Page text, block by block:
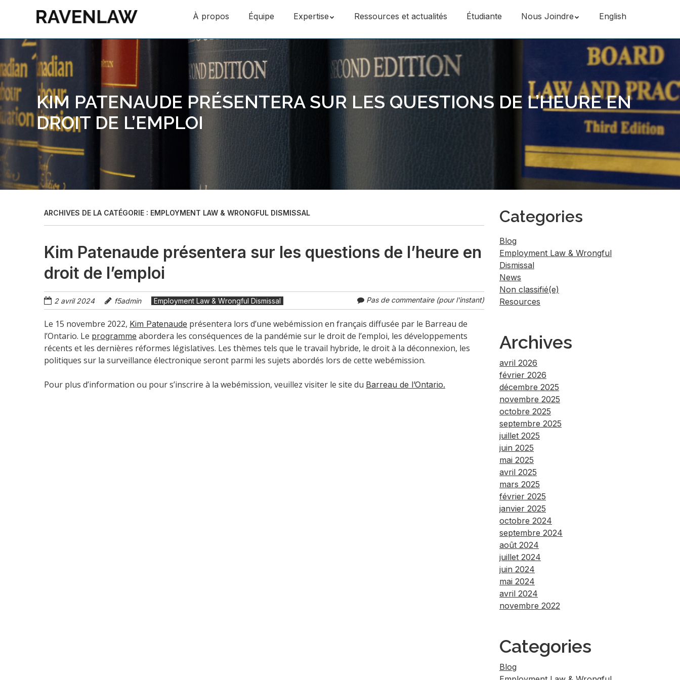
À propos Équipe Expertise Ressources et actualités Étudiante Nous Joindre English
KIM PATENAUDE PRÉSENTERA SUR LES QUESTIONS DE L’HEURE EN
DROIT DE L’EMPLOI
ARCHIVES DE LA CATÉGORIE : EMPLOYMENT LAW & WRONGFUL DISMISSAL
Kim Patenaude présentera sur les questions de l’heure en
droit de l’emploi
2 avril 2024 f5admin Employment Law & Wrongful Dismissal Pas de commentaire (pour l'instant)
Le 15 novembre 2022, Kim Patenaude présentera lors d’une webémission en français diffusée par le Barreau de
l’Ontario. Le programme abordera les conséquences de la pandémie sur le droit de l’emploi, les développements
récents et les dernières réformes législatives. Les thèmes tels que le travail hybride, le droit à la déconnexion, les
politiques sur la surveillance électronique seront parmi les sujets abordés lors de cette webémission.
Pour plus d’information ou pour s’inscrire à la webémission, veuillez visiter le site du Barreau de l’Ontario.
Categories
Blog
Employment Law & Wrongful
Dismissal
News
Non classifié(e)
Resources
Archives
avril 2026
février 2026
décembre 2025
novembre 2025
octobre 2025
septembre 2025
juillet 2025
juin 2025
mai 2025
avril 2025
mars 2025
février 2025
janvier 2025
octobre 2024
septembre 2024
août 2024
juillet 2024
juin 2024
mai 2024
avril 2024
novembre 2022
Categories
Blog